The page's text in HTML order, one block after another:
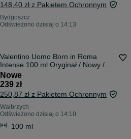
148,40 zł z Pakietem Ochronnym
Bydgoszcz
Odświeżono dzisiaj o 14:13
Valentino Uomo Born in Roma
Intense 100 ml Oryginał / Nowy /
Pełny flakon / Paragon /
Nieużywany
Nowe
239 zł
250,87 zł z Pakietem Ochronnym
Wałbrzych
Odświeżono dzisiaj o 14:10
100 ml